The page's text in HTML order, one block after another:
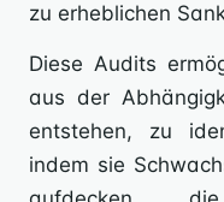
zu erheblichen
Diese Audits
aus der
entstehen, zu
indem sie